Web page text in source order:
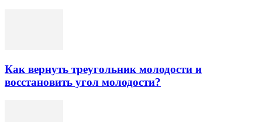
Как вернуть треугольник молодости и
восстановить угол молодости?